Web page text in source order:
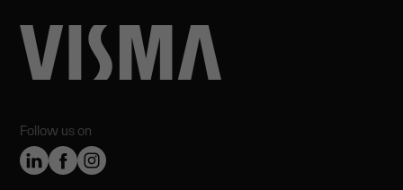
Follow us on